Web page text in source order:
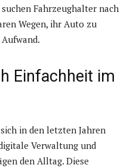
Fahrzeughalter nach
Wegen, ihr Auto zu
Einfachheit im
in den letzten Jahren
Verwaltung und
den Alltag. Diese